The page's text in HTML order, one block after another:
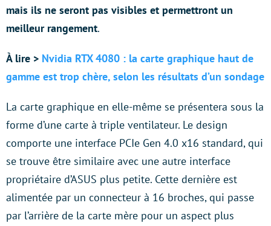
mais ils ne seront pas visibles et permettront un
meilleur rangement.
À lire > Nvidia RTX 4080 : la carte graphique haut de
gamme est trop chère, selon les résultats d’un sondage
La carte graphique en elle-même se présentera sous la
forme d’une carte à triple ventilateur. Le design
comporte une interface PCIe Gen 4.0 x16 standard, qui
se trouve être similaire avec une autre interface
propriétaire d’ASUS plus petite. Cette dernière est
alimentée par un connecteur à 16 broches, qui passe
par l’arrière de la carte mère pour un aspect plus